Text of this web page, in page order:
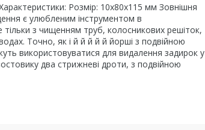
Розмір: 10х80х115 мм Зовнішня
є улюбленим інструментом в
з чищенням труб, колосникових решіток,
Точно, як і й й й й й йорші з подвійною
використовуватися для видалення задирок у
два стрижневі дроти, з подвійною